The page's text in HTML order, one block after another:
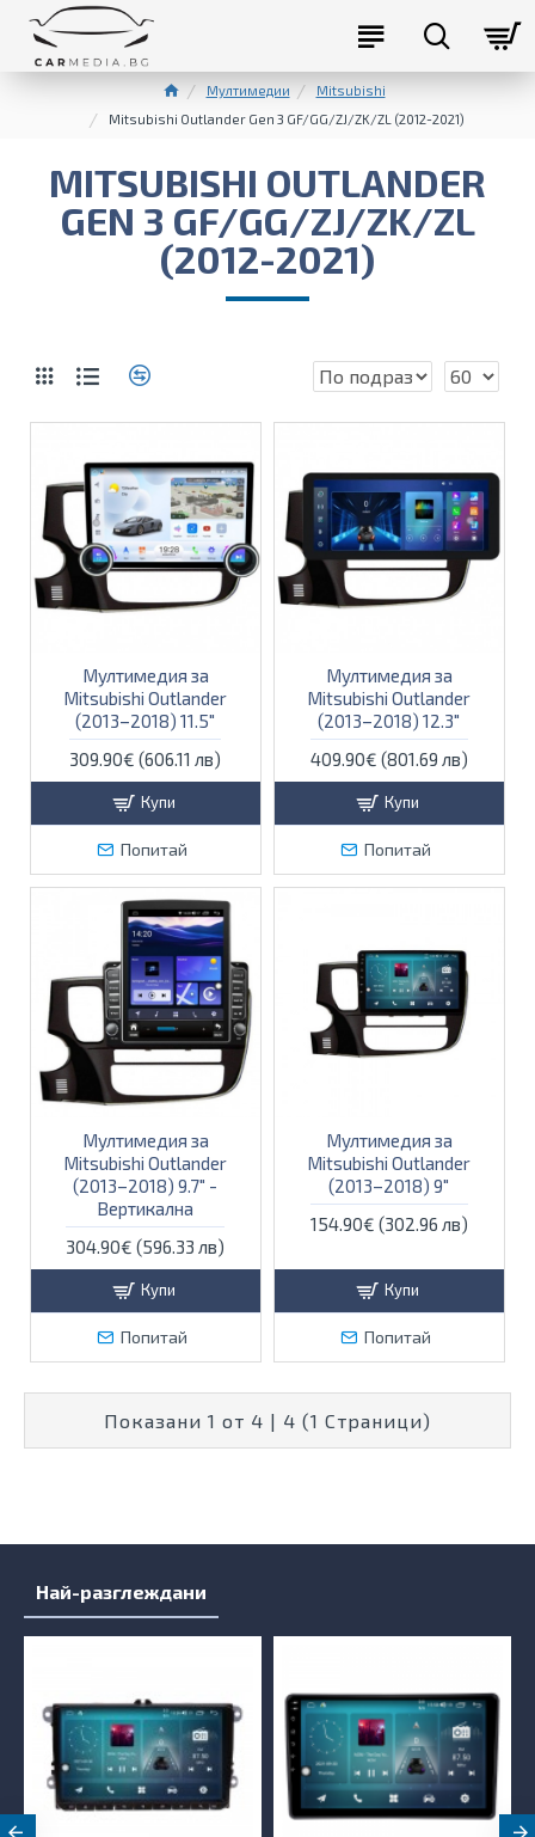
Мултимедии
Mitsubishi
Mitsubishi Outlander Gen 3 GF/GG/ZJ/ZK/ZL (2012-2021)
MITSUBISHI OUTLANDER
GEN 3 GF/GG/ZJ/ZK/ZL
(2012-2021)
Мултимедия за
Mitsubishi Outlander
(2013–2018) 11.5″
309.90€ (606.11 лв)
Купи
Попитай
Мултимедия за
Mitsubishi Outlander
(2013–2018) 12.3″
409.90€ (801.69 лв)
Купи
Попитай
Мултимедия за
Mitsubishi Outlander
(2013–2018) 9.7″ -
Вертикална
304.90€ (596.33 лв)
Купи
Попитай
Мултимедия за
Mitsubishi Outlander
(2013–2018) 9″
154.90€ (302.96 лв)
Купи
Попитай
Показани 1 от 4 | 4 (1 Страници)
Най-разглеждани